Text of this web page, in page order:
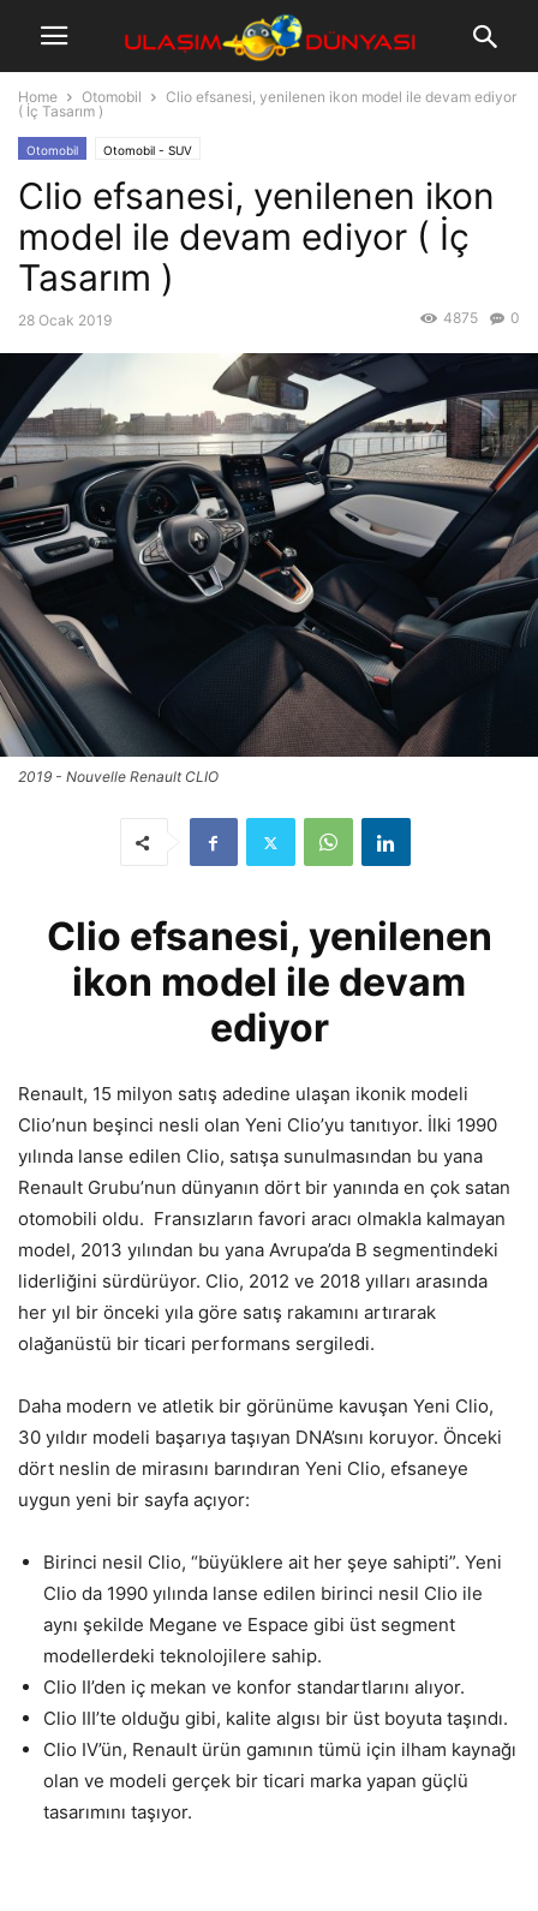
Home Otomobil
Clio efsanesi, yenilenen ikon model ile devam ediyor
( İç Tasarım )
Otomobil Otomobil - SUV
Clio efsanesi, yenilenen ikon
model ile devam ediyor ( İç
Tasarım )
28 Ocak 2019 0
4875
2019 - Nouvelle Renault CLIO
Clio efsanesi, yenilenen
ikon model ile devam
ediyor
Renault, 15 milyon satış adedine ulaşan ikonik modeli
Clio’nun beşinci nesli olan Yeni Clio’yu tanıtıyor. İlki 1990
yılında lanse edilen Clio, satışa sunulmasından bu yana
Renault Grubu’nun dünyanın dört bir yanında en çok satan
otomobili oldu. Fransızların favori aracı olmakla kalmayan
model, 2013 yılından bu yana Avrupa’da B segmentindeki
liderliğini sürdürüyor. Clio, 2012 ve 2018 yılları arasında
her yıl bir önceki yıla göre satış rakamını artırarak
olağanüstü bir ticari performans sergiledi.
Daha modern ve atletik bir görünüme kavuşan Yeni Clio,
30 yıldır modeli başarıya taşıyan DNA’sını koruyor. Önceki
dört neslin de mirasını barındıran Yeni Clio, efsaneye
uygun yeni bir sayfa açıyor:
Birinci nesil Clio, “büyüklere ait her şeye sahipti”. Yeni
Clio da 1990 yılında lanse edilen birinci nesil Clio ile
aynı şekilde Megane ve Espace gibi üst segment
modellerdeki teknolojilere sahip.
Clio II’den iç mekan ve konfor standartlarını alıyor.
Clio III’te olduğu gibi, kalite algısı bir üst boyuta taşındı.
Clio IV’ün, Renault ürün gamının tümü için ilham kaynağı
olan ve modeli gerçek bir ticari marka yapan güçlü
tasarımını taşıyor.